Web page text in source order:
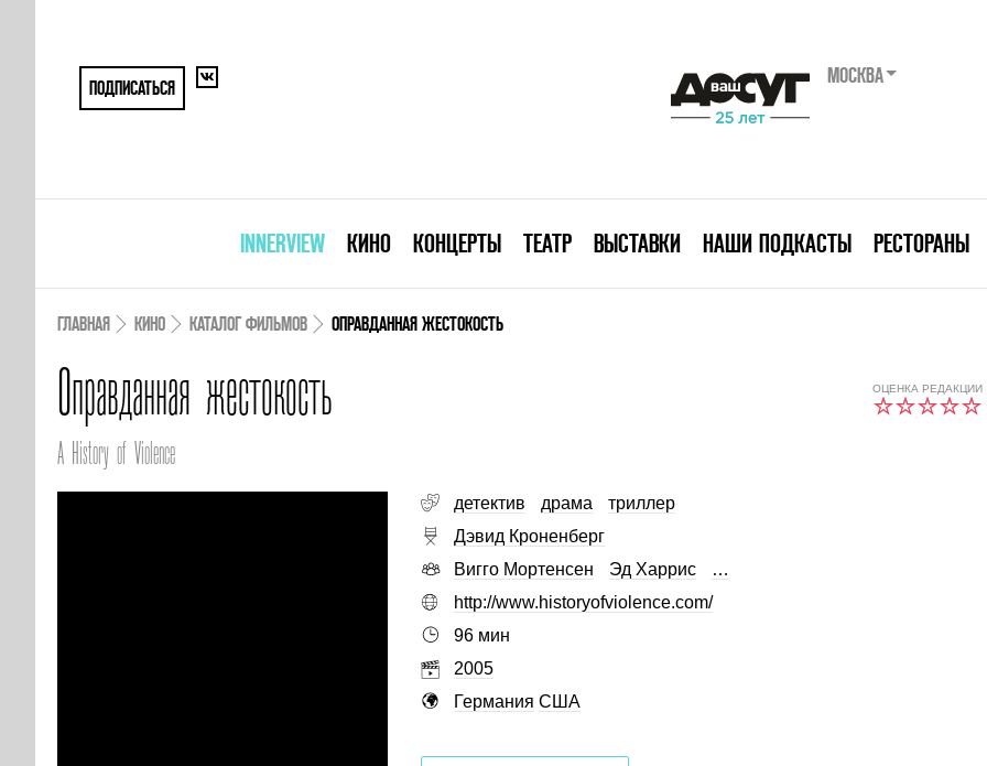
ПОДПИСАТЬСЯ
МОСКВА
INNERVIEW КИНО КОНЦЕРТЫ ТЕАТР ВЫСТАВКИ НАШИ ПОДКАСТЫ РЕСТОРАНЫ
ГЛАВНАЯ КИНО КАТАЛОГ ФИЛЬМОВ ОПРАВДАННАЯ ЖЕСТОКОСТЬ
Оправданная жестокость ОЦЕНКА РЕДАКЦИИ
A History of Violence
детектив драма
триллер
Дэвид Кроненберг
Вигго Мортенсен
Эд Харрис
…
http://www.historyofviolence.com/
96 мин
2005
Германия США